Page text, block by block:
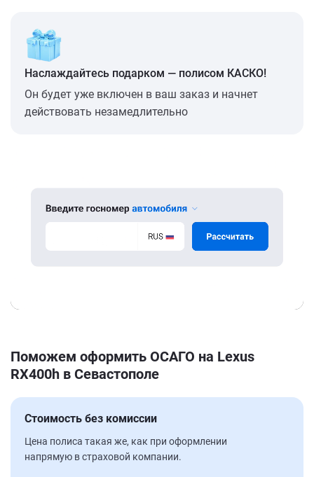
Наслаждайтесь подарком — полисом КАСКО!
Он будет уже включен в ваш заказ и начнет
действовать незамедлительно
Поможем оформить ОСАГО на Lexus
RX400h в Севастополе
Стоимость без комиссии
Цена полиса такая же, как при оформлении
напрямую в страховой компании.